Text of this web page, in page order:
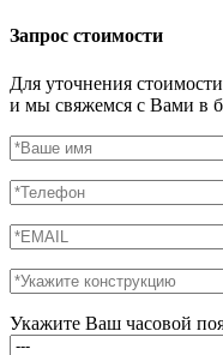
Запрос стоимости
Для уточнения
и мы свяжемся с Вами в
Укажите Ваш часовой